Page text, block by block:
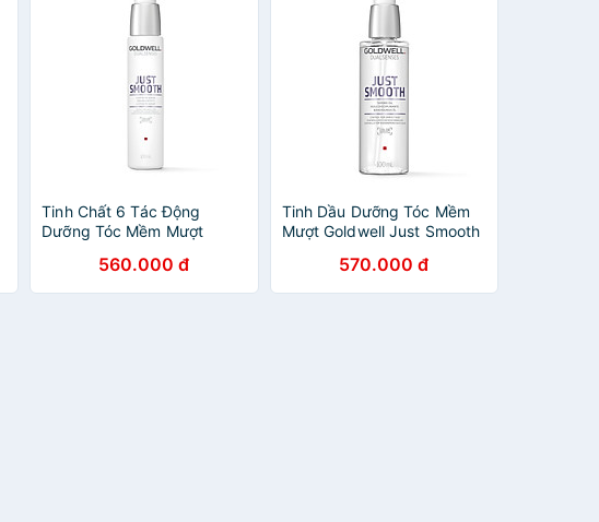
Tinh Chất 6 Tác Động
Dưỡng Tóc Mềm Mượt
Xơ Rối, Dưỡng Tóc Chắc
Khỏe 100ml
560.000 đ
Tinh Dầu Dưỡng Tóc Mềm
Mượt Goldwell Just Smooth
Soát Tóc Tức Thì 100ml
570.000 đ